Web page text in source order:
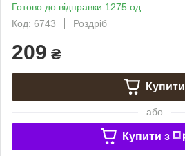
Готово до відправки 1275 од.
Код: 6743
Роздріб
209 ₴
Купити
або
Купити з